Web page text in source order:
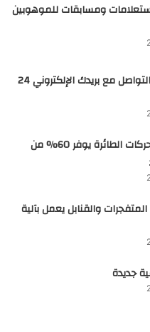
ومسابقات للموهوبين
جهاز يمكنك من التواصل مع بريدك الإلكتروني 24
تصميم مبتكر لمحركات الطائرة يوفر 60% من
والقنابل يعمل بآلية
جديدة